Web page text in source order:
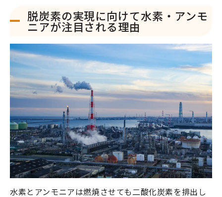
脱炭素の実現に向けて水素・アンモ
ニアが注目される理由
水素とアンモニアは燃焼させても二酸化炭素を排出し